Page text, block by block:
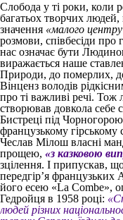
Слобода у ті роки, коли
багатьох творчих людей,
значення «малого центру
розмови, співбесіди
нас означає бути
виражається наше
Природи, до померлих,
Вінценз володів
про ті важливі речі. Тож
створював довкола себе
Бистреці під
французькому гірському
Чеслав Мілош власні
прощею, «з казковою
зцілення. І припускав,
передгір’я
його есею «La Combe»,
Гедройця в 1958 році:
людей різних